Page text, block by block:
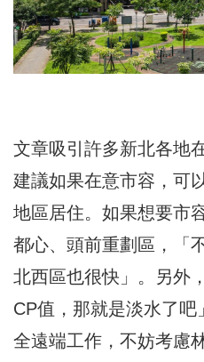
文章吸引許多新北各地
建議如果在意市容，可
地區居住。如果想要市
都心、 頭前重劃區 ，「
北西區也很快」。另外
CP值，那就是淡水了
全遠端工作，不妨考慮